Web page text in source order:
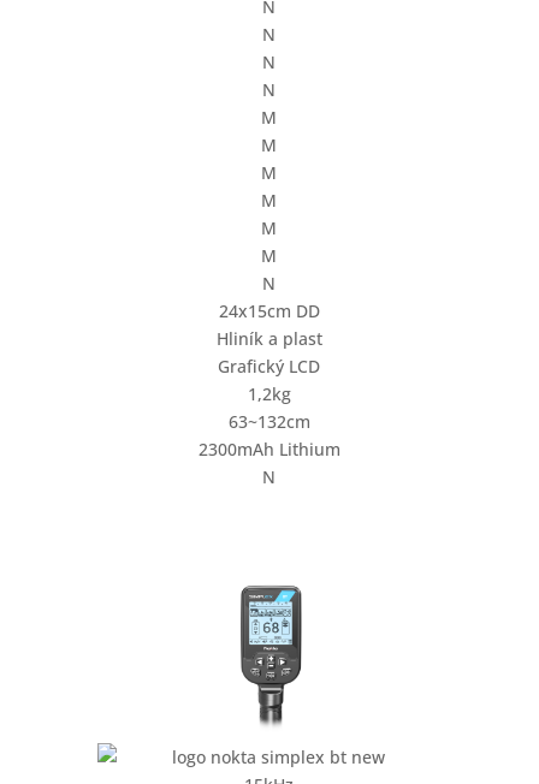
N
N
N
N
M
M
M
M
M
M
N
24x15cm DD
Hliník a plast
Grafický LCD
1,2kg
63~132cm
2300mAh Lithium
N